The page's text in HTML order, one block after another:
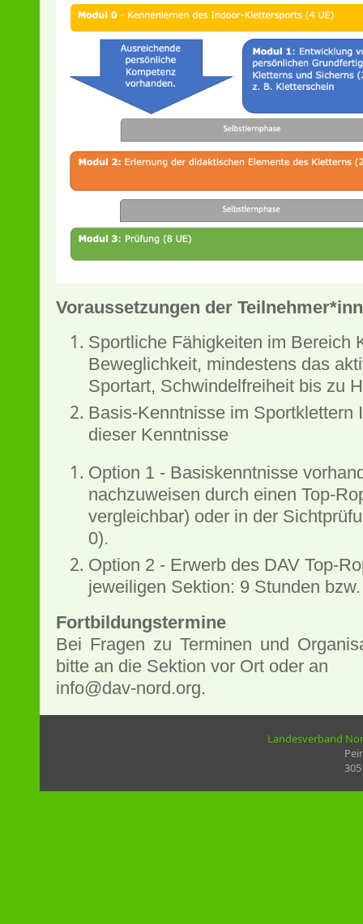
Voraussetzungen der
Sportliche Fähigkeiten im Bereich
Beweglichkeit, mindestens das
Sportart, Schwindelfreiheit bis zu
Basis-Kenntnisse im Sportklettern
dieser Kenntnisse
Option 1 - Basiskenntnisse
nachzuweisen durch einen Top-
vergleichbar) oder in der
0).
Option 2 - Erwerb des DAV Top-
jeweiligen Sektion: 9 Stunden
Fortbildungstermine
Bei Fragen zu Terminen und
bitte an die Sektion vor Ort oder an
info@dav-nord.org.
Landesverband